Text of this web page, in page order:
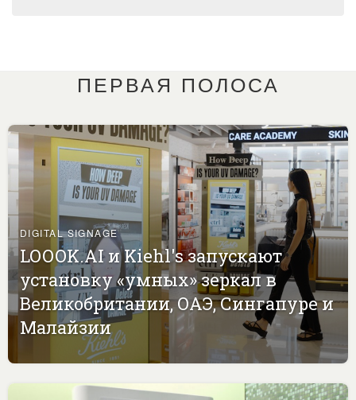
ПЕРВАЯ ПОЛОСА
DIGITAL SIGNAGE
LOOOK.AI и Kiehl's запускают
установку «умных» зеркал в
Великобритании, ОАЭ, Сингапуре и
Малайзии